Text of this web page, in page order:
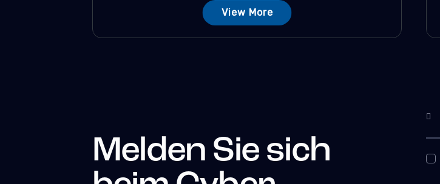
View More
Melden Sie sich